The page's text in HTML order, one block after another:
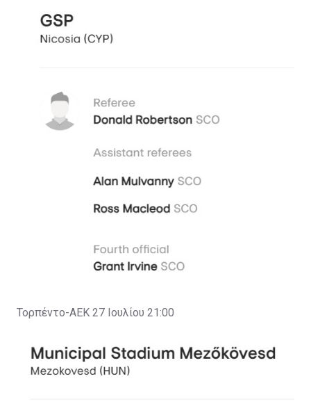
Τορπέντο-ΑΕΚ 27 Ιουλίου 21:00